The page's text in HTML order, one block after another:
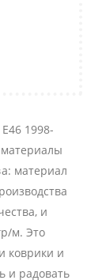
1998-
материал
и
м. Это
коврики и
и радовать